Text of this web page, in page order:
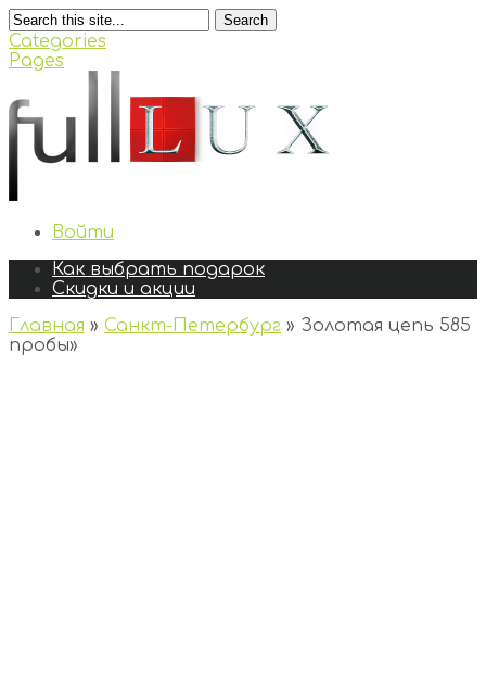
Search
Categories
Pages
Войти
Как выбрать подарок
Скидки и акции
Главная » Санкт-Петербург » Золотая цепь 585
пробы»